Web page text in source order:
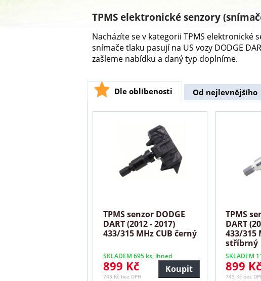
TPMS elektronické senzory
Nacházíte se v kategorii TPMS elektronické
snímače tlaku pasují na US vozy DODGE
zašleme nabídku a daný typ doplníme.
Dle oblíbenosti Od nejlevnějšího
TPMS senzor DODGE
DART (2012 - 2017)
433/315 MHz CUB černý
SKLADEM 695 ks, ihned
899 Kč
743 Kč bez DPH
Koupit
TPMS
DART
433/315
stříbrný
SKLADEM
899
743 Kč bez